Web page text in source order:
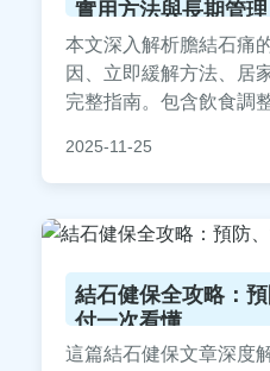
實用方法與長期管理
本文深入解析膽結石痛
因、立即緩解方法、居
完整指南。包含飲食調
發。內容基於醫學知識
找解決方案的讀者。
2025-11-25
結石健保全攻略：
付一次看懂
這篇結石健保文章深度